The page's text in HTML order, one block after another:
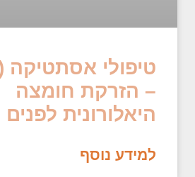
טיפולי אסתטיקה
– הזרקת חומצה
היאלורונית לפנים
למידע נוסף